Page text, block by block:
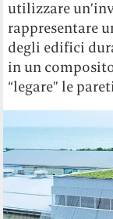
utilizzare
rappresentare
degli edifici
in un
“legare” le